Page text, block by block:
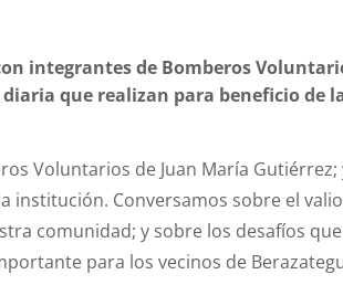
integrantes de Bomberos
que realizan para beneficio de
Voluntarios de Juan María Gutiérrez;
institución. Conversamos sobre el
comunidad; y sobre los desafíos que
para los vecinos de